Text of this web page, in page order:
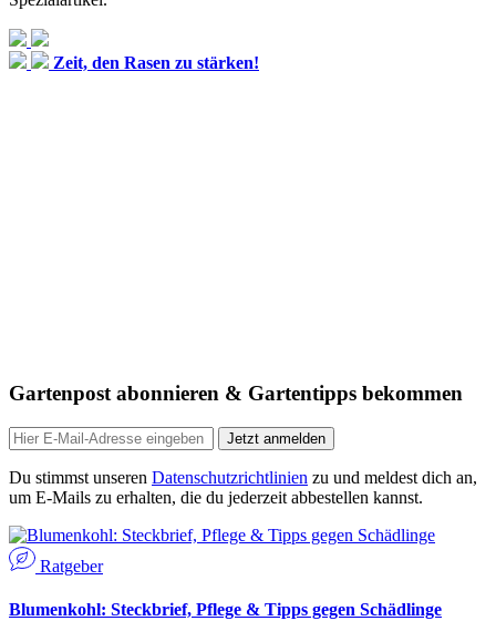
Zeit, den Rasen zu stärken!
Gartenpost abonnieren & Gartentipps bekommen
Jetzt anmelden
Du stimmst unseren Datenschutzrichtlinien zu und meldest dich an,
um E-Mails zu erhalten, die du jederzeit abbestellen kannst.
Ratgeber
Blumenkohl: Steckbrief, Pflege & Tipps gegen Schädlinge